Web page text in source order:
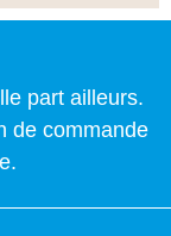
part ailleurs.
de commande